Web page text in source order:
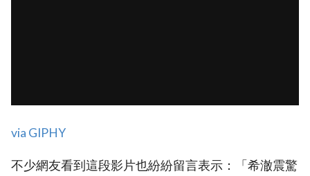
via GIPHY
不少網友看到這段影片也紛紛留言表示：「希澈震驚